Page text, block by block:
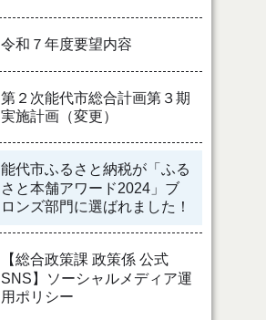
令和７年度要望内容
第２次能代市総合計画第３期
実施計画（変更）
能代市ふるさと納税が「ふる
さと本舗アワード2024」ブ
ロンズ部門に選ばれました！
【総合政策課 政策係 公式
SNS】ソーシャルメディア運
用ポリシー